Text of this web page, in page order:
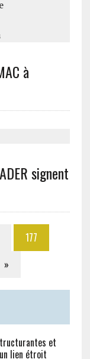
à
signent
177
»
et
lien étroit